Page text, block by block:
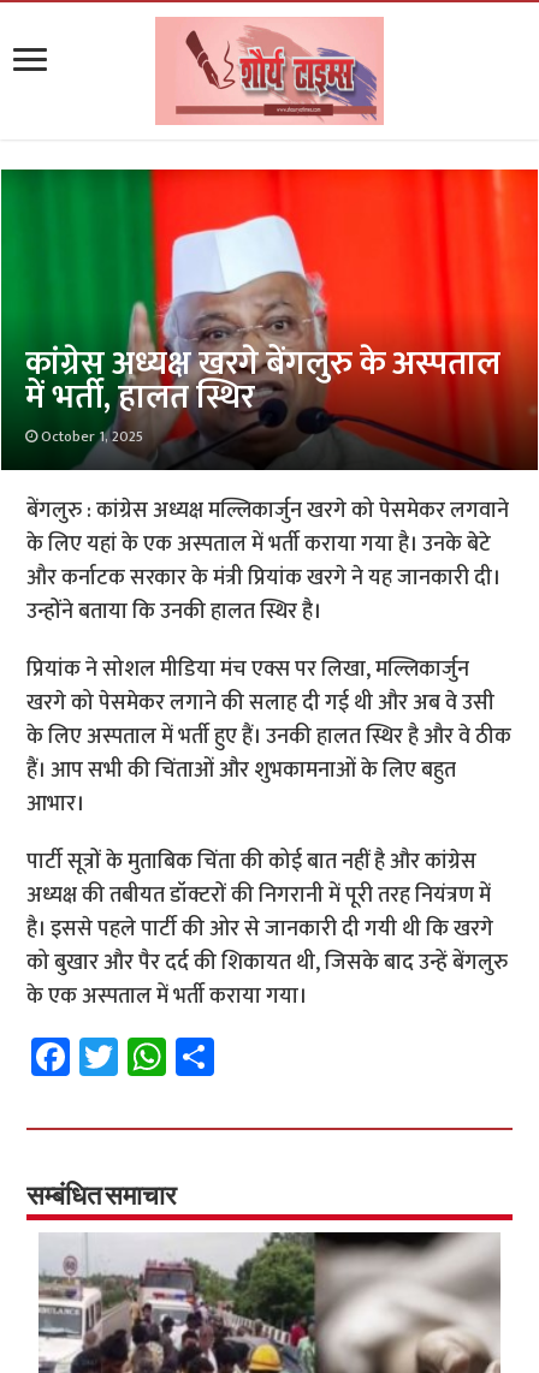
कांग्रेस अध्यक्ष खरगे बेंगलुरु के अस्पताल
में भर्ती, हालत स्थिर
October 1, 2025
बेंगलुरु : कांग्रेस अध्यक्ष मल्लिकार्जुन खरगे को पेसमेकर लगवाने
के लिए यहां के एक अस्पताल में भर्ती कराया गया है। उनके बेटे
और कर्नाटक सरकार के मंत्री प्रियांक खरगे ने यह जानकारी दी।
उन्होंने बताया कि उनकी हालत स्थिर है।
प्रियांक ने सोशल मीडिया मंच एक्स पर लिखा, मल्लिकार्जुन
खरगे को पेसमेकर लगाने की सलाह दी गई थी और अब वे उसी
के लिए अस्पताल में भर्ती हुए हैं। उनकी हालत स्थिर है और वे ठीक
हैं। आप सभी की चिंताओं और शुभकामनाओं के लिए बहुत
आभार।
पार्टी सूत्रों के मुताबिक चिंता की कोई बात नहीं है और कांग्रेस
अध्यक्ष की तबीयत डॉक्टरों की निगरानी में पूरी तरह नियंत्रण में
है। इससे पहले पार्टी की ओर से जानकारी दी गयी थी कि खरगे
को बुखार और पैर दर्द की शिकायत थी, जिसके बाद उन्हें बेंगलुरु
के एक अस्पताल में भर्ती कराया गया।
Fa
ce
b
o
o
k
T
wi
tt
er
W
h
at
sA
p
p
ar
सम्बंधित समाचार